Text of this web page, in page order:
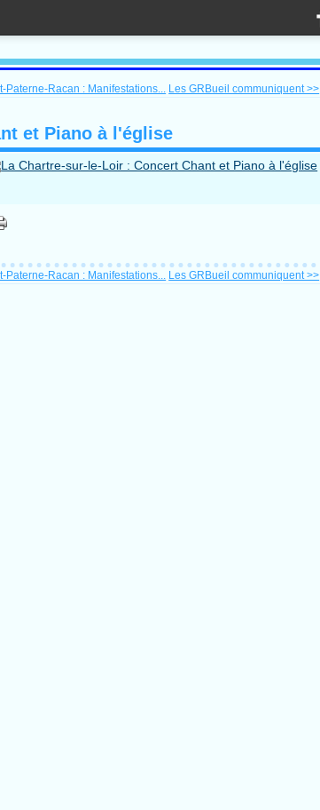
Paterne-Racan : Manifestations... Les GRBueil communiquent >>
et Piano à l'église
Paterne-Racan : Manifestations... Les GRBueil communiquent >>